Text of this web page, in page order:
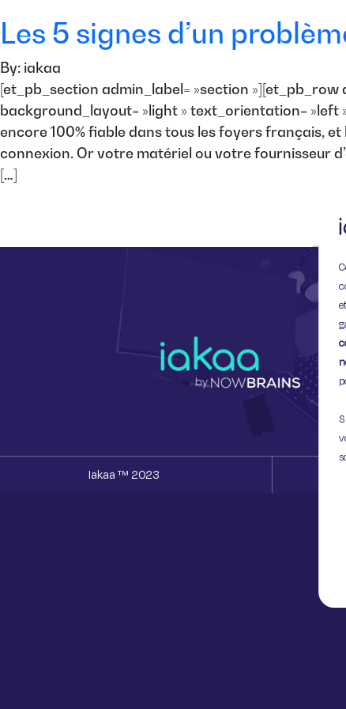
Les 5 signes d’un
By: iakaa
[et_pb_section admin_label= »section »][et_pb_row
background_layout= »light » text_orientation= »left
encore 100% fiable dans tous les foyers français,
connexion. Or votre matériel ou votre fournisseur
[…]
Iakaa ™ 2023